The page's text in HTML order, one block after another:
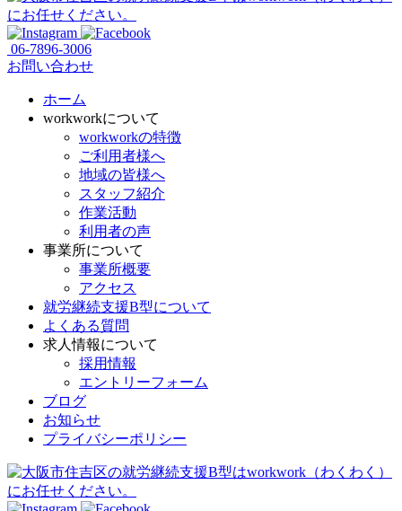
06-7896-3006
お問い合わせ
ホーム
workworkについて
workworkの特徴
ご利用者様へ
地域の皆様へ
スタッフ紹介
作業活動
利用者の声
事業所について
事業所概要
アクセス
就労継続支援B型について
よくある質問
求人情報について
採用情報
エントリーフォーム
ブログ
お知らせ
プライバシーポリシー